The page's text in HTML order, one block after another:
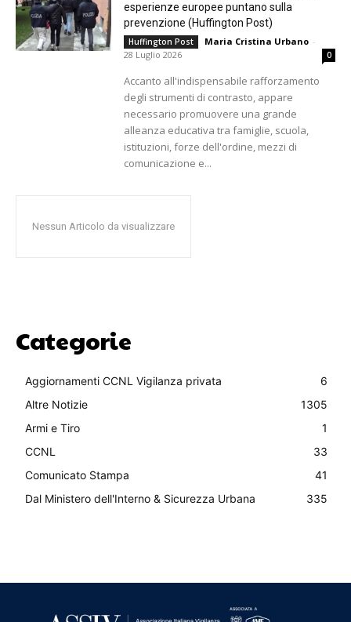
esperienze europee puntano sulla
prevenzione (Huffington Post)
Huffington Post Maria Cristina Urbano -
28 Luglio 2026
0
Accanto all'indispensabile rafforzamento
degli strumenti di contrasto, appare
necessario promuovere una grande
alleanza educativa tra famiglie, scuola,
istituzioni, forze dell'ordine, mezzi di
comunicazione e...
Nessun Articolo da visualizzare
Categorie
Aggiornamenti CCNL Vigilanza privata
6
Altre Notizie
1305
Armi e Tiro
1
CCNL
33
Comunicato Stampa
41
Dal Ministero dell'Interno & Sicurezza Urbana
335